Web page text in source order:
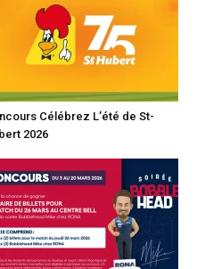
Célébrez L’été de St-
2026